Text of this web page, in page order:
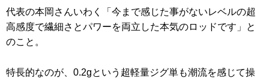
代表の本岡さんいわく「今まで感じた事がないレベルの超
高感度で繊細さとパワーを両立した本気のロッドです」と
のこと。
特長的なのが、0.2gという超軽量ジグ単も潮流を感じて操